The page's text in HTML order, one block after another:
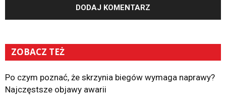
ZOBACZ TEŻ
Po czym poznać, że skrzynia biegów wymaga naprawy?
Najczęstsze objawy awarii